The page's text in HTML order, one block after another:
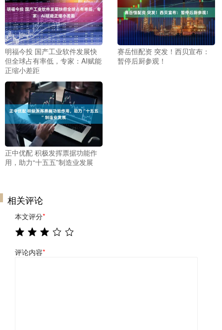
明福今投 国产工业软件发展快
但全球占有率低，专家：AI赋能
正缩小差距
赛岳恒配资 突发！西贝宣布：
暂停后厨参观！
正中优配 积极发挥票据功能作
用，助力“十五五”制造业发展
相关评论
本文评分*
评论内容*